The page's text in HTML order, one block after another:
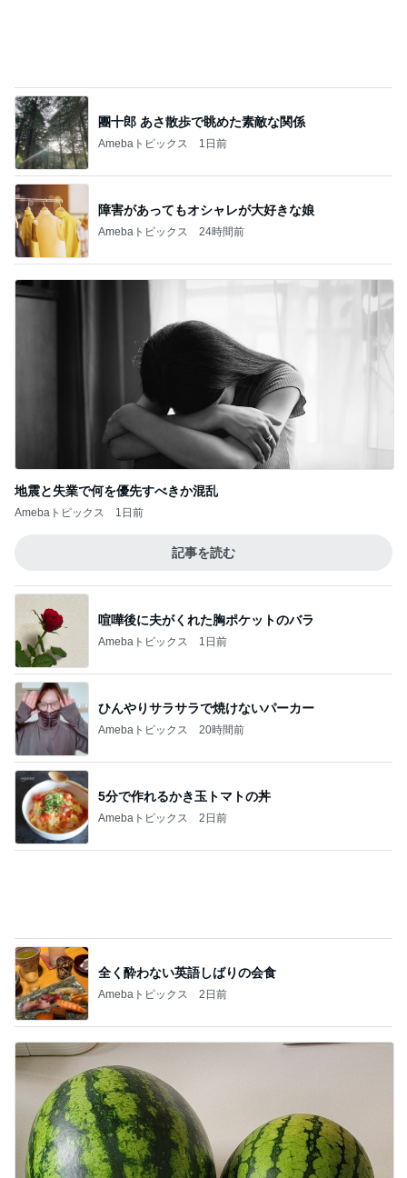
團十郎 あさ散歩で眺めた素敵な関係
Amebaトピックス 1日前
障害があってもオシャレが大好きな娘
Amebaトピックス 24時間前
地震と失業で何を優先すべきか混乱
Amebaトピックス 1日前
記事を読む
喧嘩後に夫がくれた胸ポケットのバラ
Amebaトピックス 1日前
ひんやりサラサラで焼けないパーカー
Amebaトピックス 20時間前
5分で作れるかき玉トマトの丼
Amebaトピックス 2日前
全く酔わない英語しばりの会食
Amebaトピックス 2日前